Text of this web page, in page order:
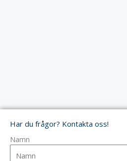
Har du frågor? Kontakta oss!
Namn